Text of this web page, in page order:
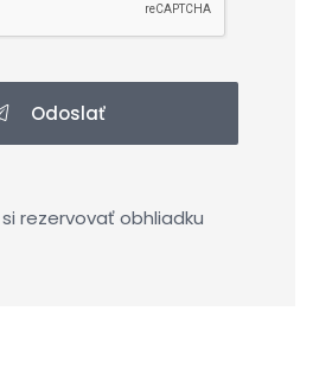
Odoslať
rezervovať obhliadku